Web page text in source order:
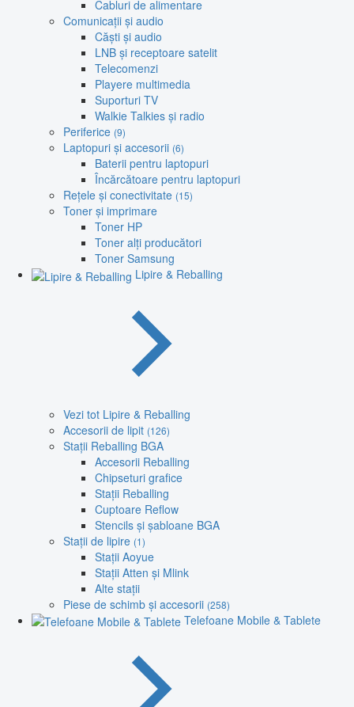
Cabluri de alimentare
Comunicații și audio
Căști și audio
LNB și receptoare satelit
Telecomenzi
Playere multimedia
Suporturi TV
Walkie Talkies și radio
Periferice (9)
Laptopuri și accesorii (6)
Baterii pentru laptopuri
Încărcătoare pentru laptopuri
Rețele și conectivitate (15)
Toner și imprimare
Toner HP
Toner alți producători
Toner Samsung
Lipire & Reballing
Vezi tot Lipire & Reballing
Accesorii de lipit (126)
Stații Reballing BGA
Accesorii Reballing
Chipseturi grafice
Stații Reballing
Cuptoare Reflow
Stencils și șabloane BGA
Stații de lipire (1)
Stații Aoyue
Stații Atten și Mlink
Alte stații
Piese de schimb și accesorii (258)
Telefoane Mobile & Tablete